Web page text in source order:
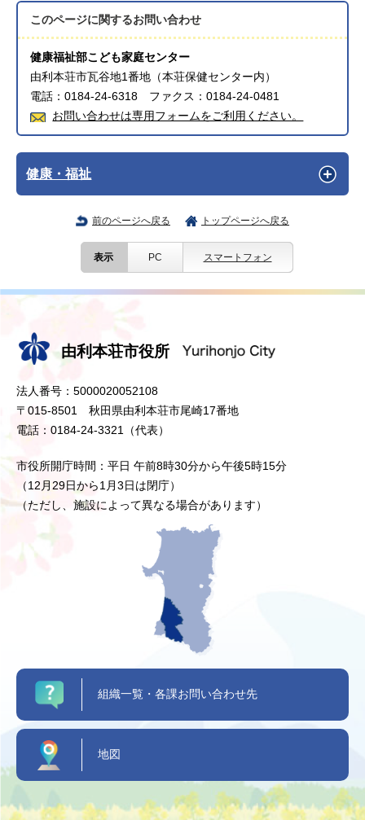
このページに関するお問い合わせ
健康福祉部こども家庭センター
由利本荘市瓦谷地1番地（本荘保健センター内）
電話：0184-24-6318 ファクス：0184-24-0481
お問い合わせは専用フォームをご利用ください。
健康・福祉
前のページへ戻る トップページへ戻る
表示 PC スマートフォン
由利本荘市役所
法人番号：5000020052108
〒015-8501 秋田県由利本荘市尾崎17番地
電話：0184-24-3321（代表）
市役所開庁時間：平日 午前8時30分から午後5時15分
（12月29日から1月3日は閉庁）
（ただし、施設によって異なる場合があります）
組織一覧・各課お問い合わせ先
地図